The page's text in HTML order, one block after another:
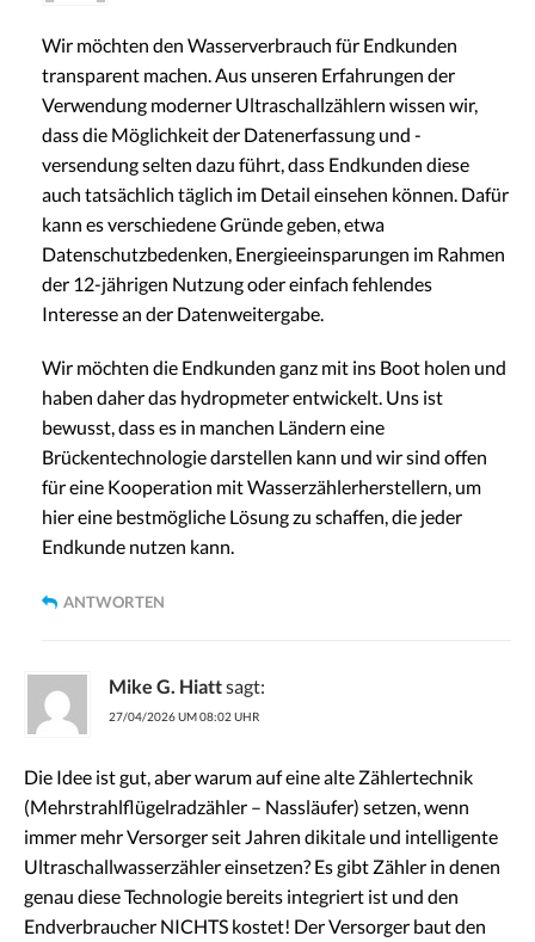
Wir möchten den Wasserverbrauch für Endkunden
transparent machen. Aus unseren Erfahrungen der
Verwendung moderner Ultraschallzählern wissen wir,
dass die Möglichkeit der Datenerfassung und -
versendung selten dazu führt, dass Endkunden diese
auch tatsächlich täglich im Detail einsehen können. Dafür
kann es verschiedene Gründe geben, etwa
Datenschutzbedenken, Energieeinsparungen im Rahmen
der 12-jährigen Nutzung oder einfach fehlendes
Interesse an der Datenweitergabe.
Wir möchten die Endkunden ganz mit ins Boot holen und
haben daher das hydropmeter entwickelt. Uns ist
bewusst, dass es in manchen Ländern eine
Brückentechnologie darstellen kann und wir sind offen
für eine Kooperation mit Wasserzählerherstellern, um
hier eine bestmögliche Lösung zu schaffen, die jeder
Endkunde nutzen kann.
ANTWORTEN
Mike G. Hiattsagt:
27/04/2026 UM 08:02 UHR
Die Idee ist gut, aber warum auf eine alte Zählertechnik
(Mehrstrahlflügelradzähler – Nassläufer) setzen, wenn
immer mehr Versorger seit Jahren dikitale und intelligente
Ultraschallwasserzähler einsetzen? Es gibt Zähler in denen
genau diese Technologie bereits integriert ist und den
Endverbraucher NICHTS kostet! Der Versorger baut den